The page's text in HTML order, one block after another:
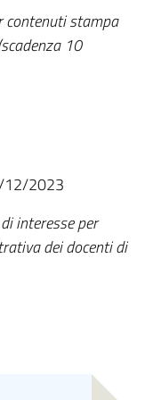
contenuti stampa
10
12/2023
interesse per
dei docenti di